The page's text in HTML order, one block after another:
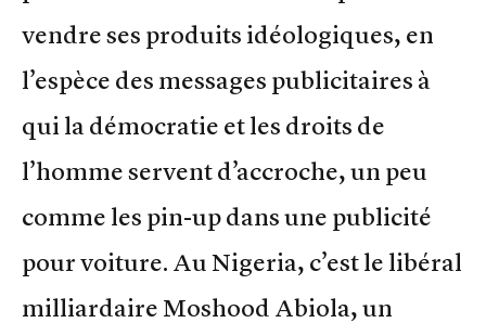
vendre ses produits idéologiques, en
l’espèce des messages publicitaires à
qui la démocratie et les droits de
l’homme servent d’accroche, un peu
comme les pin-up dans une publicité
pour voiture. Au Nigeria, c’est le libéral
milliardaire Moshood Abiola, un